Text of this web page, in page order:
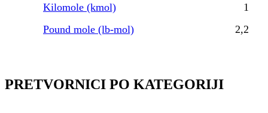
Kilomole (kmol)
1
Pound mole (lb-mol)
2,2
PRETVORNICI PO KATEGORIJI